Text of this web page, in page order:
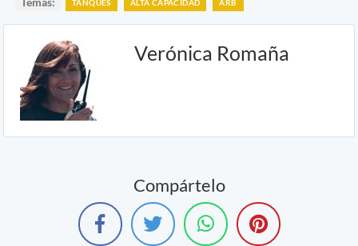
TANQUES ALTA CAPACIDAD ARB
Verónica Romaña
Compártelo